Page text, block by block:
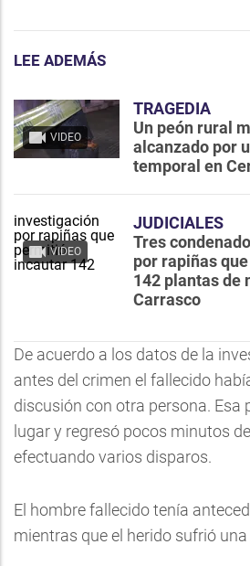
LEE ADEMÁS
VIDEO
TRAGEDIA
Un peón rural
alcanzado por
temporal en
VIDEO
JUDICIALES
Tres
por rapiñas
142 plantas de
Carrasco
De acuerdo a los datos de la
antes del crimen el fallecido
discusión con otra persona. Esa
lugar y regresó pocos minutos
efectuando varios disparos.
El hombre fallecido tenía
mientras que el herido sufrió una